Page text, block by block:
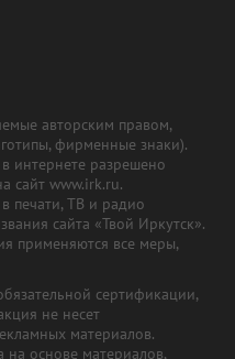
авторским правом,
фирменные знаки).
интернете разрешено
сайт www.irk.ru.
печати, ТВ и радио
сайта «Твой Иркутск».
применяются все меры,
сертификации,
не несет
материалов.
на основе материалов,